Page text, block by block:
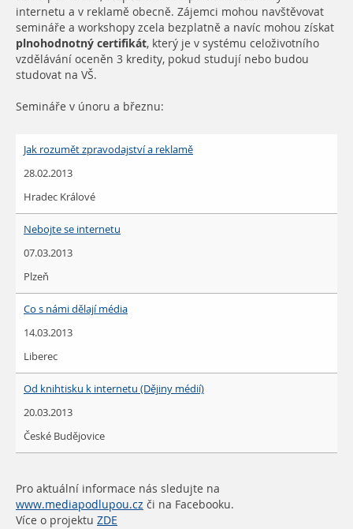
internetu a v reklamě obecně. Zájemci mohou navštěvovat
semináře a workshopy zcela bezplatně a navíc mohou získat
plnohodnotný certifikát, který je v systému celoživotního
vzdělávání oceněn 3 kredity, pokud studují nebo budou
studovat na VŠ.
Semináře v únoru a březnu:
Jak rozumět zpravodajství a reklamě
28.02.2013
Hradec Králové
Nebojte se internetu
07.03.2013
Plzeň
Co s námi dělají média
14.03.2013
Liberec
Od knihtisku k internetu (Dějiny médií)
20.03.2013
České Budějovice
Pro aktuální informace nás sledujte na
www.mediapodlupou.cz či na Facebooku.
Více o projektu ZDE